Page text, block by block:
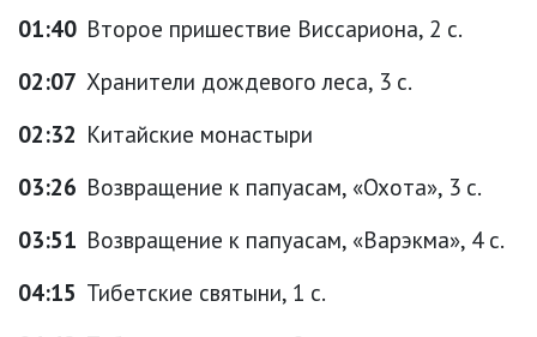
01:40 Второе пришествие Виссариона, 2 с.
02:07 Хранители дождевого леса, 3 с.
02:32 Китайские монастыри
03:26 Возвращение к папуасам, «Охота», 3 с.
03:51 Возвращение к папуасам, «Варэкма», 4 с.
04:15 Тибетские святыни, 1 с.